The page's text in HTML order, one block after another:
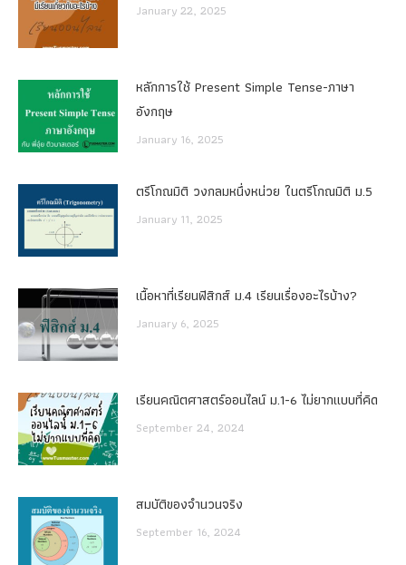
January 22, 2025
หลักการใช้ Present Simple Tense-ภาษา
อังกฤษ
January 16, 2025
ตรีโกณมิติ วงกลมหนึ่งหน่วย ในตรีโกณมิติ ม.5
January 11, 2025
เนื้อหาที่เรียนฟิสิกส์ ม.4 เรียนเรื่องอะไรบ้าง?
January 6, 2025
เรียนคณิตศาสตร์ออนไลน์ ม.1-6 ไม่ยากแบบที่คิด
September 24, 2024
สมบัติของจำนวนจริง
September 16, 2024